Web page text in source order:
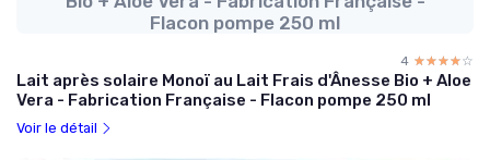
Flacon pompe 250 ml
4 ☆☆☆☆☆
★★★★★
Lait après solaire Monoï au Lait Frais d'Ânesse Bio + Aloe
Vera - Fabrication Française - Flacon pompe 250 ml
Voir le détail